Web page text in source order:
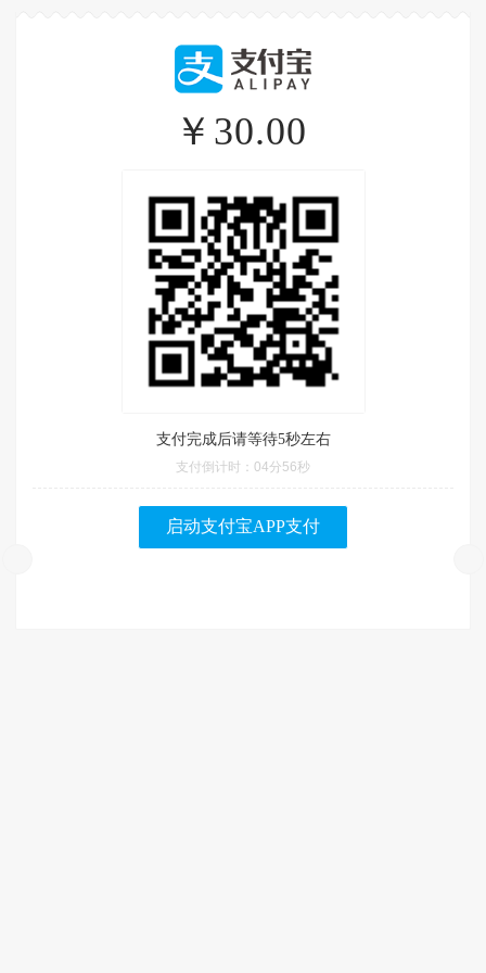
￥30.00
支付完成后请等待5秒左右
支付倒计时： 04分56秒
启动支付宝APP支付